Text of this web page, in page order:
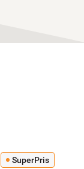
SuperPris